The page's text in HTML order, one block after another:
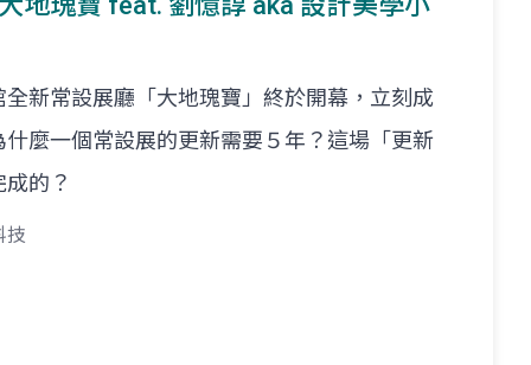
新常設展廳「大地瑰寶」終於開幕，立刻成
麼一個常設展的更新需要５年？這場「更新
的？
技